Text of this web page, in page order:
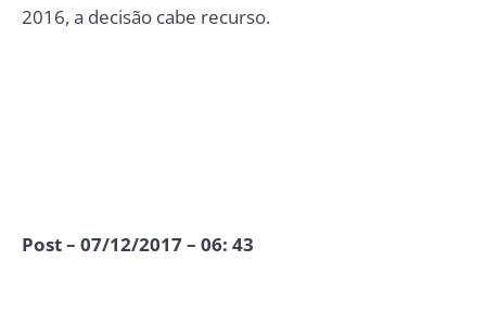
2016, a decisão cabe recurso.
Post – 07/12/2017 – 06: 43